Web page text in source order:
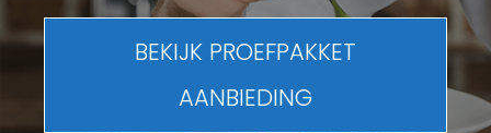
BEKIJK PROEFPAKKET
AANBIEDING